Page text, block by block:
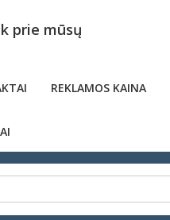
prie mūsų
REKLAMOS KAINA